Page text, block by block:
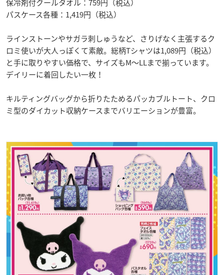
保冷剤付クールタオル：759円（税込）
パスケース各種：1,419円（税込）
ラインストーンやサガラ刺しゅうなど、さりげなく主張するク
ロミ使いが大人っぽくて素敵。総柄Tシャツは1,089円（税込）
と手に取りやすい価格で、サイズもM〜LLまで揃っています。
デイリーに着回したい一枚！
キルティングバッグから折りたためるパッカブルトート、クロ
ミ型のダイカット収納ケースまでバリエーションが豊富。